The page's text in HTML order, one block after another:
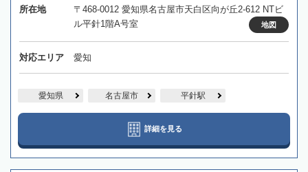
所在地
〒468-0012 愛知県名古屋市天白区向が丘2-612 NTビ
ル平針1階A号室
地図
対応エリア 愛知
愛知県 名古屋市 平針駅
詳細を見る